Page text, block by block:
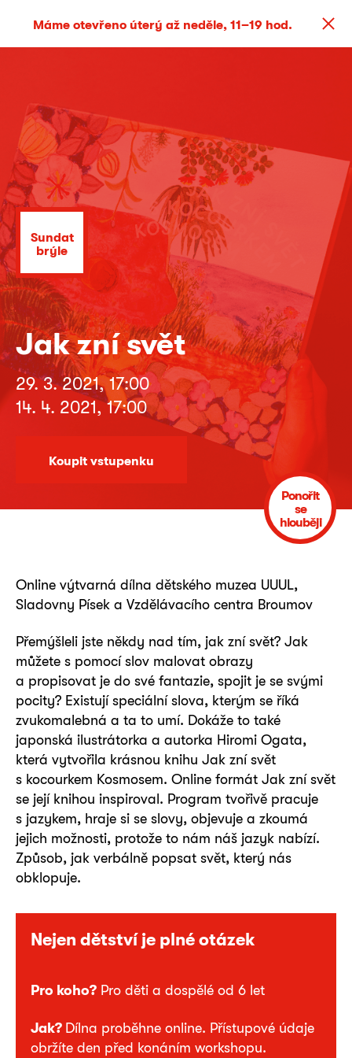
Máme otevřeno úterý až neděle, 11–19 hod.
Sundat
brýle
Jak zní svět
29. 3. 2021, 17:00
14. 4. 2021, 17:00
Koupit vstupenku
Ponořit
se
hlouběji
Nejen dětství je plné otázek
Pro koho? Pro děti a dospělé od 6 let
Jak? Dílna proběhne online. Přístupové údaje
obržíte den před konáním workshopu.
Online výtvarná dílna dětského muzea UUUL,
Sladovny Písek a Vzdělávacího centra Broumov
Přemýšleli jste někdy nad tím, jak zní svět? Jak
můžete s pomocí slov malovat obrazy
a propisovat je do své fantazie, spojit je se svými
pocity? Existují speciální slova, kterým se říká
zvukomalebná a ta to umí. Dokáže to také
japonská ilustrátorka a autorka Hiromi Ogata,
která vytvořila krásnou knihu Jak zní svět
s kocourkem Kosmosem. Online formát Jak zní svět
se její knihou inspiroval. Program tvořivě pracuje
s jazykem, hraje si se slovy, objevuje a zkoumá
jejich možnosti, protože to nám náš jazyk nabízí.
Způsob, jak verbálně popsat svět, který nás
obklopuje.